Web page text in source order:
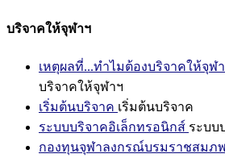
บริจาคให้จุฬาฯ
เหตุผลที่...ทำไมต้องบริจาคให้จุฬ
บริจาคให้จุฬาฯ
เริ่มต้นบริจาค เริ่มต้นบริจาค
ระบบบริจาคอิเล็กทรอนิกส์ ระบบ
กองทุนจุฬาลงกรณ์บรมราชสมภ